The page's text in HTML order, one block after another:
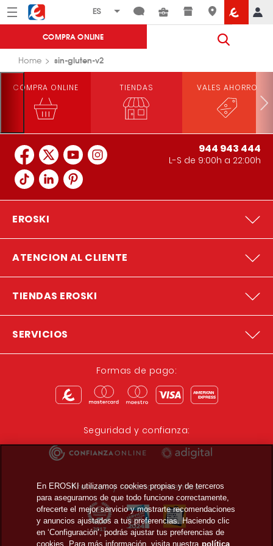
Menú Eroski
COMPRA ONLINE
Home sin-gluten-v2
COMPRA ONLINE TIENDAS VALES AHORRO
944 943 444
L-S de 9:00h a 22:00h
EROSKI
ATENCION AL CLIENTE
TIENDAS EROSKI
SERVICIOS
Formas de pago:
Seguridad y confianza:
Premios y reconocimientos:
En EROSKI utilizamos cookies propias y de terceros
para asegurarnos de que todo funcione correctamente,
ofrecerte el mejor servicio y mostrarte recomendaciones
y anuncios ajustados a tus preferencias. Haciendo clic
en ‘Configuración’, podrás ajustar tus preferencias de
cookies. Para más información, visita nuestra política